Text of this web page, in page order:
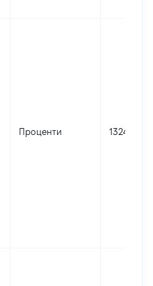
Проценти 13246